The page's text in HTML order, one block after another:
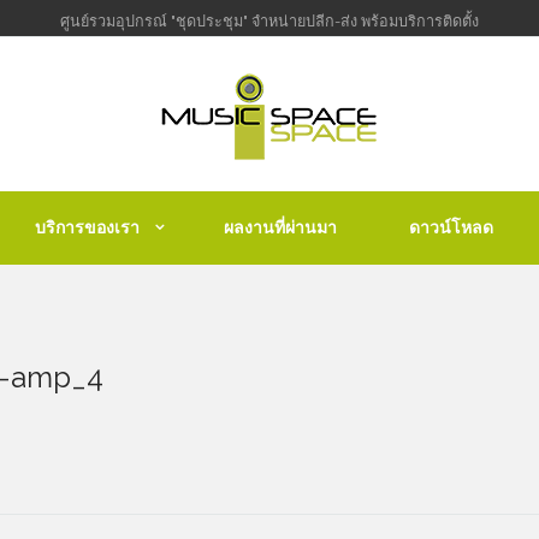
ศูนย์รวมอุปกรณ์ "ชุดประชุม" จำหน่ายปลีก-ส่ง พร้อมบริการติดตั้ง
บริการของเรา ผลงานที่ผ่านมา ดาวน์โหลด